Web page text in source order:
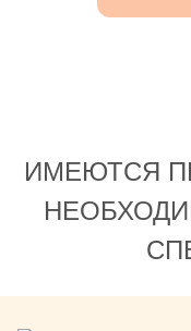
ИМЕЮТСЯ